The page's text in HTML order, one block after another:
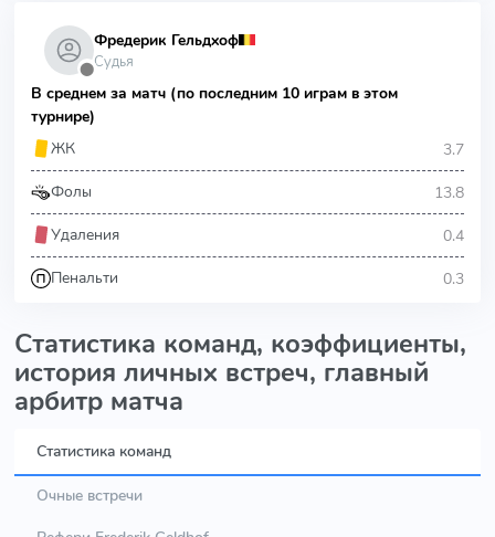
⬤
Фредерик Гельдхоф
Судья
В среднем за матч (по последним 10 играм в этом
турнире)
ЖК
3.7
Фолы 13.8
Удаления 0.4
Пенальти 0.3
Статистика команд, коэффициенты,
история личных встреч, главный
арбитр матча
Статистика команд
Очные встречи